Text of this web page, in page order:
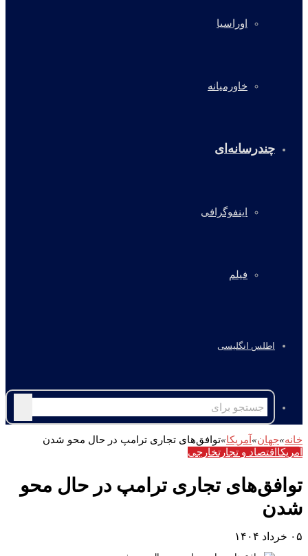
اوراسیا
خاورمیانه
چندرسانه‌ای
اینفوگرافی
فیلم
اطلس انگلیسی
برای
خانه»جهان» آمریکا»توافق‌های تجاری ترامپ در حال محو شدن‌
آمریکا اقتصاد و تجارتخارجی
توافق‌های تجاری ترامپ در حال محو
شدن‌
۰۵ خرداد ۱۴۰۴